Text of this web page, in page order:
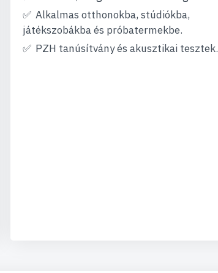
Alkalmas otthonokba, stúdiókba,
játékszobákba és próbatermekbe.
PZH tanúsítvány és akusztikai tesztek.